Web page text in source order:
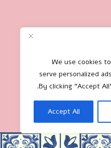
We use cookies
serve personalized
By clicking "Accept
Accept All